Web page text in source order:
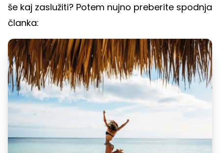
še kaj zaslužiti? Potem nujno preberite spodnja
članka: